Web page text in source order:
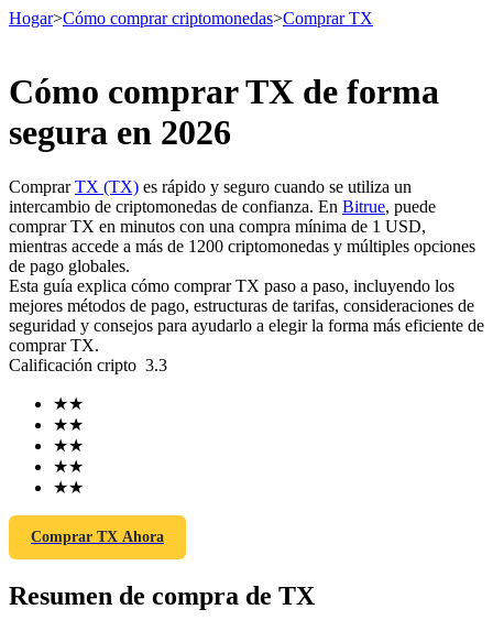
Futuros
Futuros del USDT
Futuros que utilizan USDT como garantía
Futuros COIN-M
Hogar>Cómo comprar criptomonedas>Comprar TX
Cómo comprar TX de forma
segura en 2026
ComprarTX (TX) es rápido y seguro cuando se utiliza un
intercambio de criptomonedas de confianza. En Bitrue, puede
comprar TX en minutos con una compra mínima de 1 USD,
mientras accede a más de 1200 criptomonedas y múltiples opciones
de pago globales.
Esta guía explica cómo comprar TX paso a paso, incluyendo los
mejores métodos de pago, estructuras de tarifas, consideraciones de
seguridad y consejos para ayudarlo a elegir la forma más eficiente de
comprar TX.
Calificación cripto 3.3
★★
★★
★★
★★
★★
Comprar TX Ahora
Resumen de compra de TX